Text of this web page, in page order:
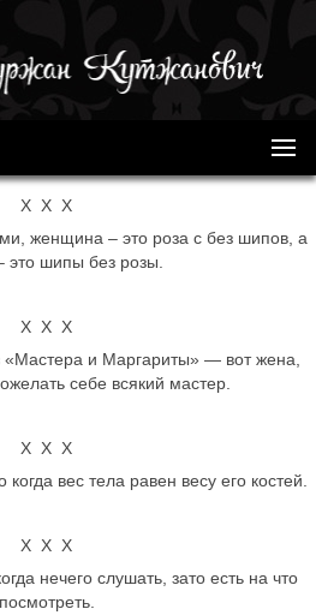
Х Х Х
женщина – это роза с без шипов, а
это шипы без розы.
Х Х Х
«Мастера и Маргариты» — вот жена,
себе всякий мастер.
Х Х Х
вес тела равен весу его костей.
Х Х Х
нечего слушать, зато есть на что
посмотреть.